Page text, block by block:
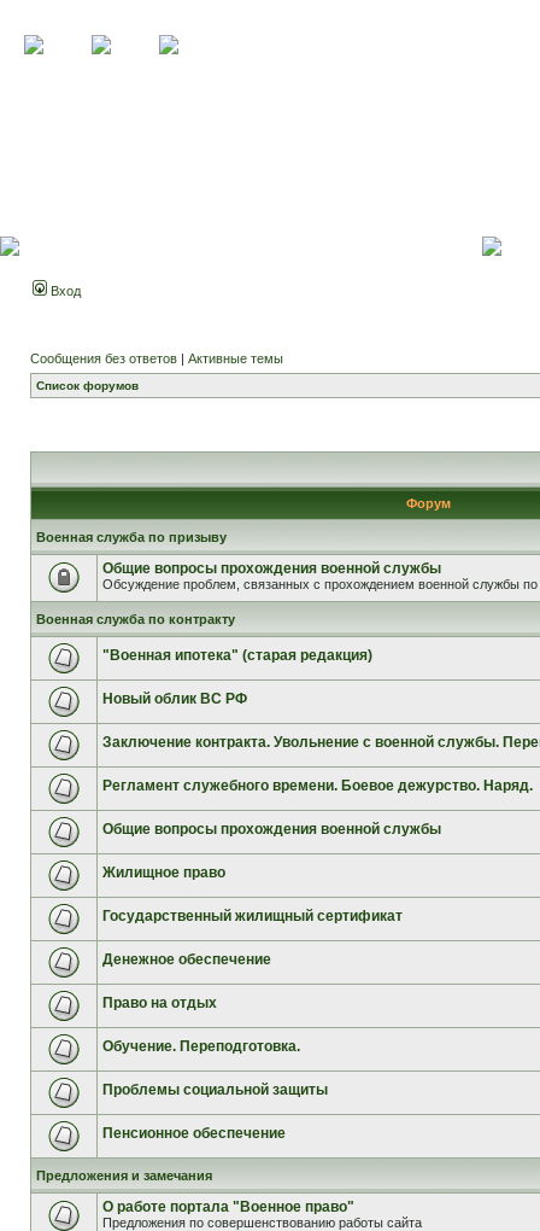
Вход
Сообщения без ответов | Активные темы
Список форумов
Форум
Военная служба по призыву
Общие вопросы прохождения военной службы
Обсуждение проблем, связанных с прохождением военной службы по
Военная служба по контракту
"Военная ипотека" (старая редакция)
Новый облик ВС РФ
Заключение контракта. Увольнение с военной службы.
Регламент служебного времени. Боевое дежурство. Наряд.
Общие вопросы прохождения военной службы
Жилищное право
Государственный жилищный сертификат
Денежное обеспечение
Право на отдых
Обучение. Переподготовка.
Проблемы социальной защиты
Пенсионное обеспечение
Предложения и замечания
О работе портала "Военное право"
Предложения по совершенствованию работы сайта